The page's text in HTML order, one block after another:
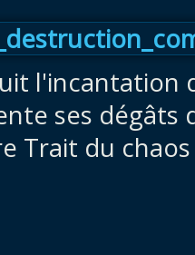
l'incantation
ses dégâts
Trait du